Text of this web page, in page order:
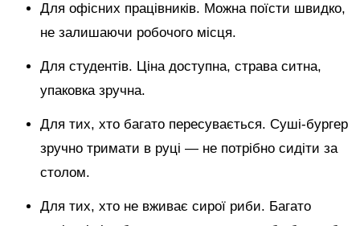
Для офісних працівників. Можна поїсти швидко,
не залишаючи робочого місця.
Для студентів. Ціна доступна, страва ситна,
упаковка зручна.
Для тих, хто багато пересувається. Суші-бургер
зручно тримати в руці — не потрібно сидіти за
столом.
Для тих, хто не вживає сирої риби. Багато